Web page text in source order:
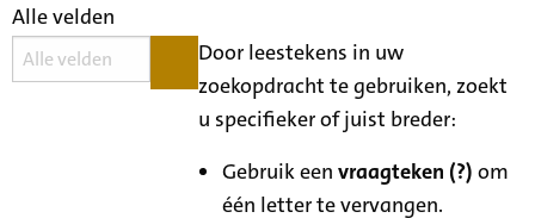
Alle velden
Door leestekens in uw
zoekopdracht te gebruiken, zoekt
u specifieker of juist breder:
Gebruik eenvraagteken (?) om
één letter te vervangen.